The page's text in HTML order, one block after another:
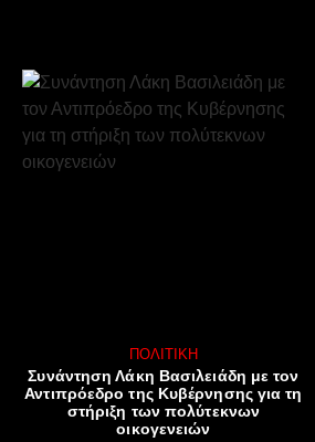
ΠΟΛΙΤΙΚΉ
Συνάντηση Λάκη Βασιλειάδη με τον
Αντιπρόεδρο της Κυβέρνησης για τη
στήριξη των πολύτεκνων
οικογενειών